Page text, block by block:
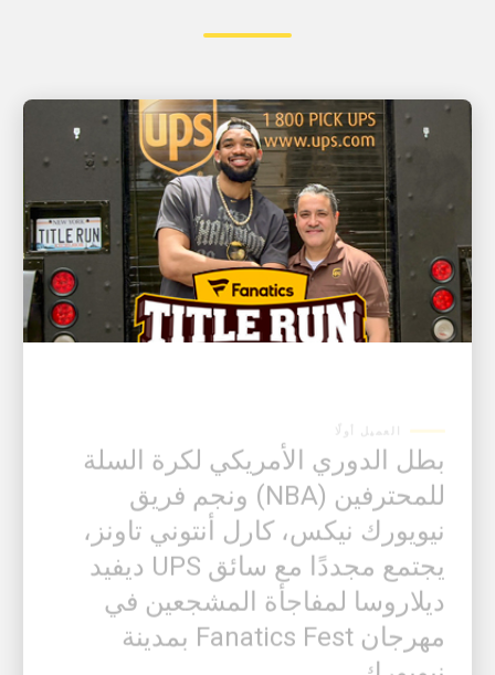
بطل الدوري الأمريكي لكرة السلة
للمحترفين (NBA) ونجم فريق
نيويورك نيكس، كارل أنتوني تاونز،
يجتمع مجددًا مع سائق UPS ديفيد
ديلاروسا لمفاجأة المشجعين في
مهرجان Fanatics Fest بمدينة
نيويورك